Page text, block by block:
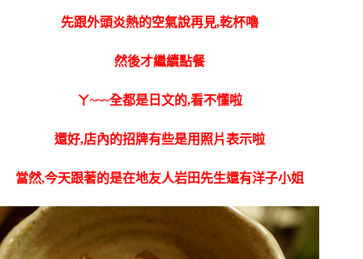
先跟外頭炎熱的空氣說再見,乾杯嚕
然後才繼續點餐
ㄚ~~~全都是日文的,看不懂啦
還好,店內的招牌有些是用照片表示啦
當然,今天跟著的是在地友人岩田先生還有洋子小姐